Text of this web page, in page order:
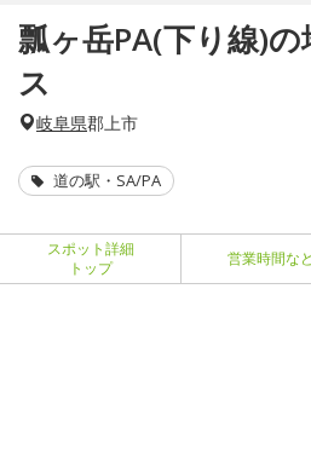
瓢ヶ岳PA(下り線)
ス
岐阜県郡上市
道の駅・SA/PA
スポット詳細
トップ
営業時間な